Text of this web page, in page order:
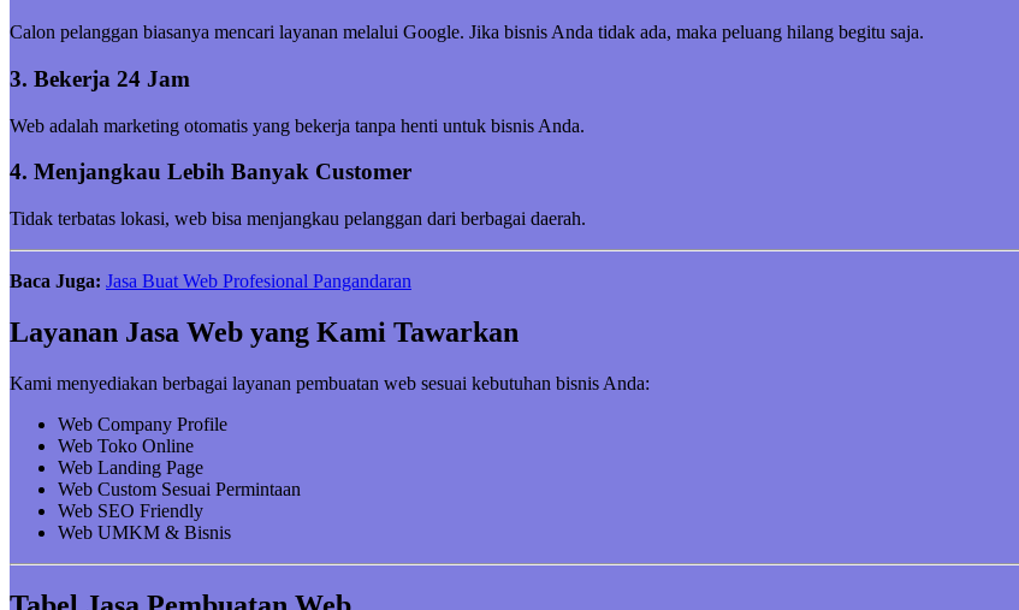
Calon pelanggan biasanya mencari layanan melalui Google. Jika bisnis Anda tidak ada, maka peluang hilang begitu saja.
3. Bekerja 24 Jam
Web adalah marketing otomatis yang bekerja tanpa henti untuk bisnis Anda.
4. Menjangkau Lebih Banyak Customer
Tidak terbatas lokasi, web bisa menjangkau pelanggan dari berbagai daerah.
Baca Juga: Jasa Buat Web Profesional Pangandaran
Layanan Jasa Web yang Kami Tawarkan
Kami menyediakan berbagai layanan pembuatan web sesuai kebutuhan bisnis Anda:
Web Company Profile
Web Toko Online
Web Landing Page
Web Custom Sesuai Permintaan
Web SEO Friendly
Web UMKM & Bisnis